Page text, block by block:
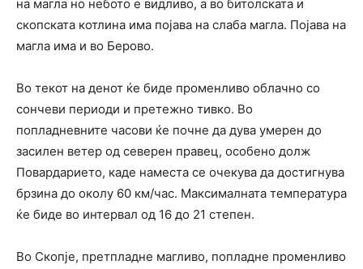
на магла но небото е видливо, а во битолската и
скопската котлина има појава на слаба магла. Појава на
магла има и во Берово.
Во текот на денот ќе биде променливо облачно со
сончеви периоди и претежно тивко. Во
попладневните часови ќе почне да дува умерен до
засилен ветер од северен правец, особено долж
Повардарието, каде наместа се очекува да достигнува
брзина до околу 60 км/час. Максималната температура
ќе биде во интервал од 16 до 21 степен.
Во Скопје, претпладне магливо, попладне променливо